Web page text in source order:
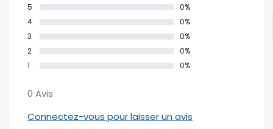
5
0%
4
0%
3
0%
2
0%
1
0%
0 Avis
Connectez-vous pour laisser un avis